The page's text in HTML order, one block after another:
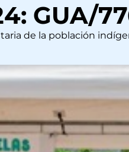
GUA/
de la población